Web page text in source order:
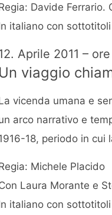
Davide
italiano con
Aprile 2011 –
Un viaggio
vicenda umana e
arco narrativo e
18, periodo in cui
Michele Placido
Laura Morante e
italiano con